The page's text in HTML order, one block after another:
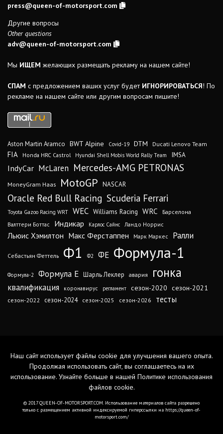
press@queen-of-motorsport.com
Другие вопросы
Other questions
adv@queen-of-motorsport.com
Мы ИЩЕМ желающих размещать рекламу на нашем сайте!
СПАМ с предложением ваших услуг будет ИГНОРИРОВАТЬСЯ! По
рекламе на нашем сайте или другим вопросам пишите!
Aston Martin Aramco BWT Alpine Covid-19 DTM Ducati Lenovo Team
FIA Honda HRC Castrol Hyundai Shell Mobis World Rally Team IMSA
IndyCar McLaren Mercedes-AMG PETRONAS
MoneyGram Haas MotoGP NASCAR
Oracle Red Bull Racing Scuderia Ferrari
Toyota Gazoo Racing WRT WEC Williams Racing WRC
Барселона
Валттери Боттас
Индикар Карлос Сайнс Ландо Норрис
Льюис Хэмилтон Макс Ферстаппен Марк Маркес Ралли
Себастьян Феттель Ф1 Ф2 ФЕ Формула-1
Формула-2 Формула Е Шарль Леклер авария гонка
квалификация коронавирус регламент сезон-2020 сезон-2021
сезон-2022 сезон-2024 сезон-2025 сезон-2026 тесты
Наш сайт использует файлы cookie для улучшения вашего опыта.
Продолжая использовать сайт, вы соглашаетесь на их
использование. Узнайте больше в нашей Политике использования
файлов cookie.
© 2017 QUEEN-OF-MOTORSPORT.COM. Использование материалов сайта разрешено
только с размещением активной индексируемой гиперссылки на https://queen-of-
motorsport.com/